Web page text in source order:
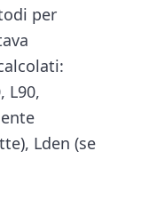
per
L90,
Lden (se